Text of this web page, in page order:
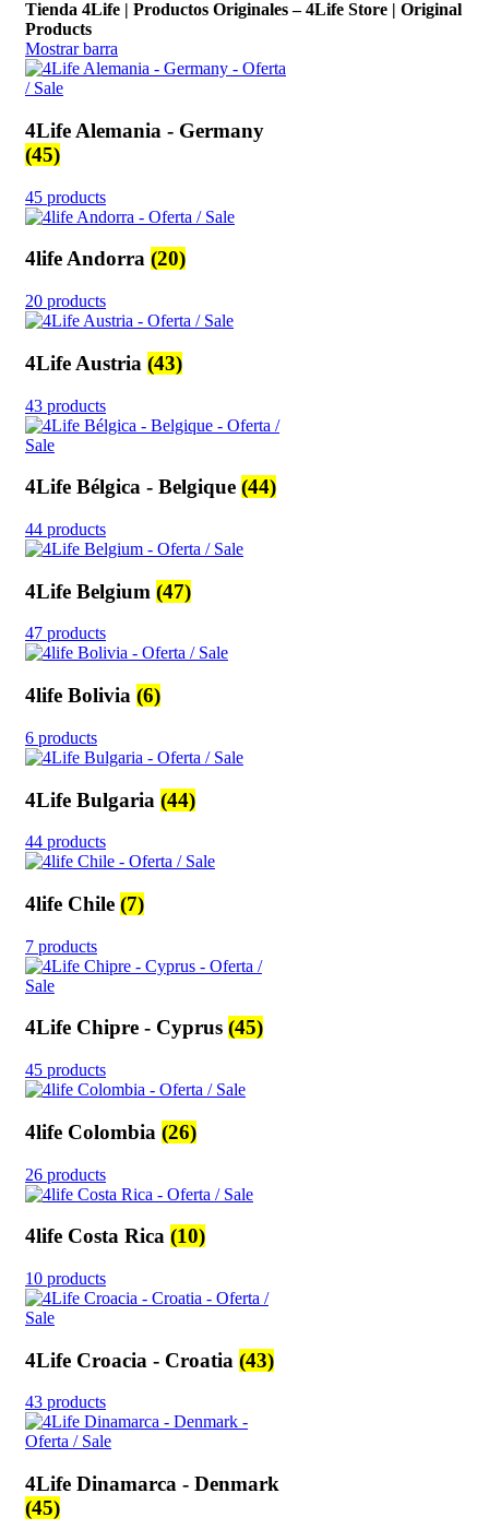
Tienda 4Life | Productos Originales – 4Life Store | Original
Products
Mostrar barra
4Life Alemania - Germany
(45)
45 products
4life Andorra (20)
20 products
4Life Austria (43)
43 products
4Life Bélgica - Belgique (44)
44 products
4Life Belgium (47)
47 products
4life Bolivia (6)
6 products
4Life Bulgaria (44)
44 products
4life Chile (7)
7 products
4Life Chipre - Cyprus (45)
45 products
4life Colombia (26)
26 products
4life Costa Rica (10)
10 products
4Life Croacia - Croatia (43)
43 products
4Life Dinamarca - Denmark
(45)